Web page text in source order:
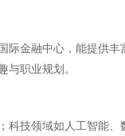
金融中心，能提供
与职业规划。
技领域如人工智能